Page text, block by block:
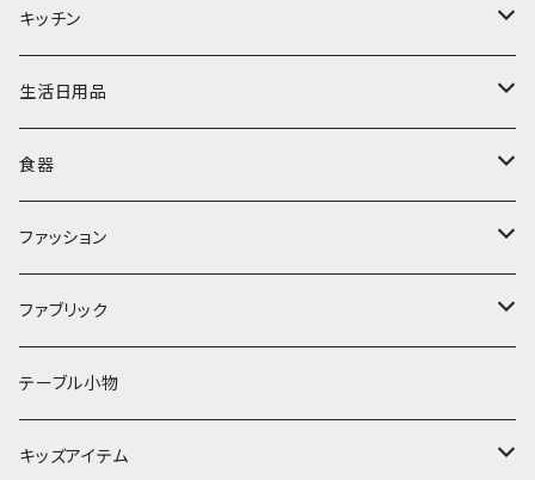
置物・オブジェ
ミラー
ぬいぐるみ
時計
フラワーベース
ランプ
キッチン
水筒・マグ
カトラリー
食器
その他
生活日用品
タオル・ハンカチ
キッチンクロス
その他
食器
コップ・マグカップ
プレート
ボウル
お茶碗
ファッション
バッグ
エプロン
財布・ポーチ
ファブリック
タオル
クッションカバー
テーブル小物
キッズアイテム